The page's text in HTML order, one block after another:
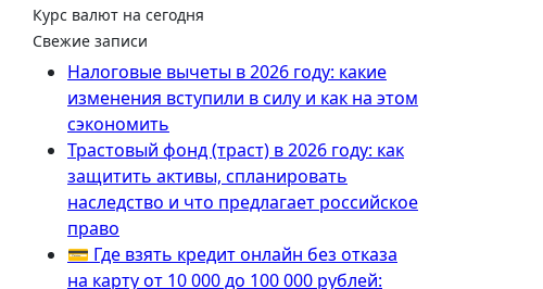
Курс валют на сегодня
Свежие записи
Налоговые вычеты в 2026 году: какие
изменения вступили в силу и как на этом
сэкономить
Трастовый фонд (траст) в 2026 году: как
защитить активы, спланировать
наследство и что предлагает российское
право
💳 Где взять кредит онлайн без отказа
на карту от 10 000 до 100 000 рублей: